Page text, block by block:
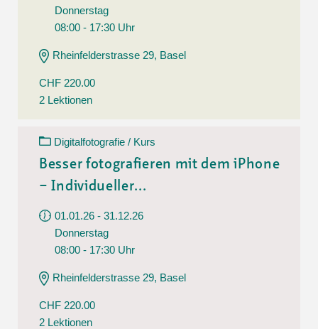
Donnerstag
08:00 - 17:30 Uhr
Rheinfelderstrasse 29, Basel
CHF 220.00
2 Lektionen
Digitalfotografie / Kurs
Besser fotografieren mit dem iPhone
– Individueller...
01.01.26 - 31.12.26
Donnerstag
08:00 - 17:30 Uhr
Rheinfelderstrasse 29, Basel
CHF 220.00
2 Lektionen